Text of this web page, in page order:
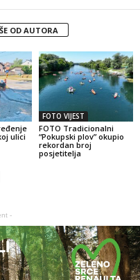
OD AUTORA
ulici
FOTO VIJEST
FOTO Tradicionalni
“Pokupski plov” okupio
rekordan broj
posjetitelja
-